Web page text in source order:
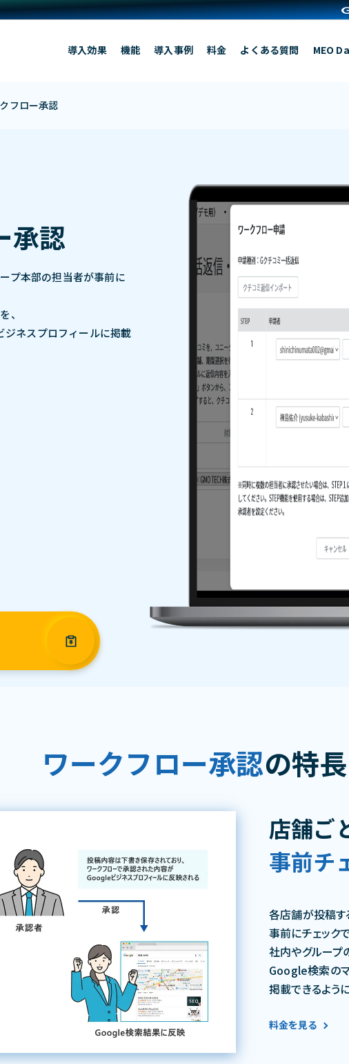
導入効果 機能 導入事例 料金 よくある質問 MEO
フロー承認
承認
プ本部の担当者が事前に
、
ネスプロフィールに掲載
ワークフロー承認の特長
店舗ご
事前チ
各店舗が投稿
事前にチェック
社内やグループ
Google検索の
掲載できるよう
料金を見る